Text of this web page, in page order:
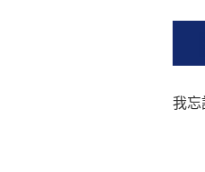
我忘